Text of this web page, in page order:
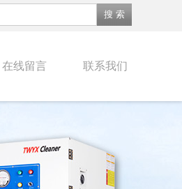
在线留言 联系我们